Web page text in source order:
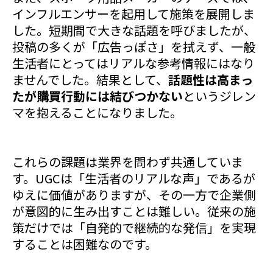
インフルエンサーを起用して施策を展開しま
した。短期間で大きな話題を呼びましたが、
投稿の多くが「広告っぽさ」を拭えず、一般
生活者にとってはリアルな参考情報にはなり
ませんでした。結果として、 話題性は高まっ
たが購買行動には結びつかないというジレン
マを抱えることになりました。
これらの課題は業界を問わず共通していま
す。UGCは「生活者のリアルな声」であるが
ゆえに価値がありますが、その一方で企業側
が意図的に生み出すことは難しい。従来の施
策だけでは「自発的で継続的な発信」を実現
することは困難なのです。